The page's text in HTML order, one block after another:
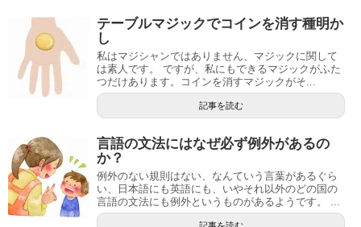
テーブルマジックでコインを消す種明か
し
私はマジシャンではありません、マジックに関して
は素人です。 ですが、私にもできるマジックがふた
つだけあります。コインを消すマジックがそ...
記事を読む
言語の文法にはなぜ必ず例外があるの
か？
例外のない規則はない、なんていう言葉があるぐら
い、日本語にも英語にも、いやそれ以外のどの国の
言語の文法にも例外というものがあるようです。 ...